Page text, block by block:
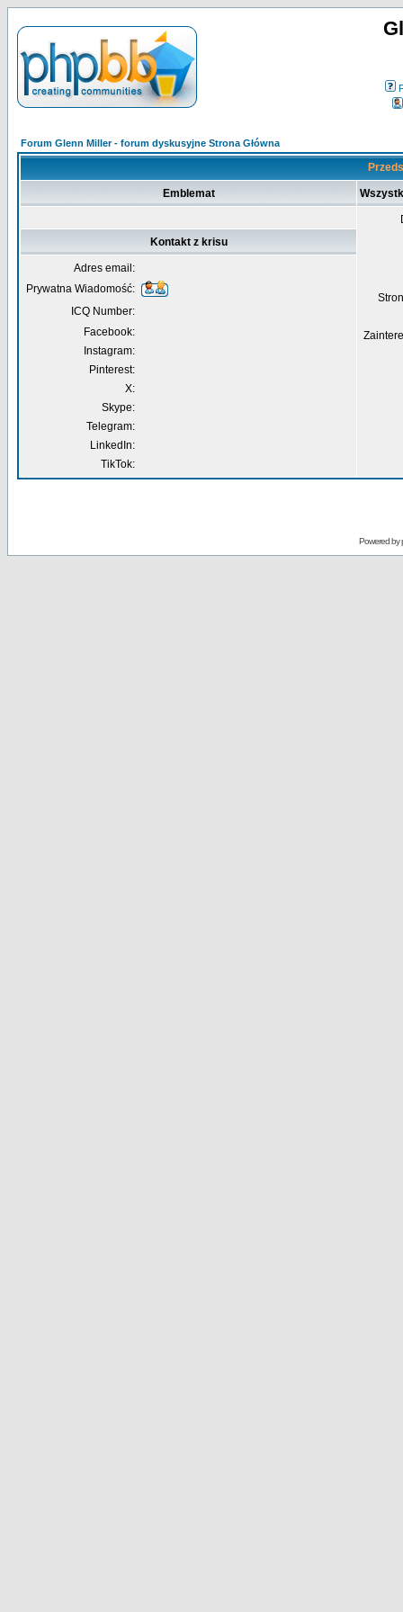
Forum Glenn Miller - forum dyskusyjne Strona Główna
Emblemat
Kontakt z krisu
Adres email:
Prywatna Wiadomość:
ICQ Number:
Facebook:
Instagram:
Pinterest:
X:
Skype:
Telegram:
LinkedIn:
TikTok:
Powered by